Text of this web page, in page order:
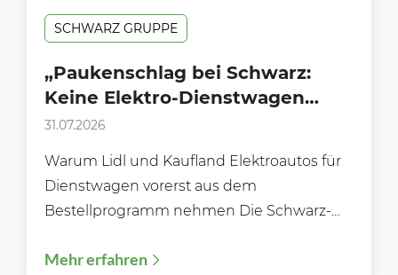
SCHWARZ GRUPPE
„Paukenschlag bei Schwarz:
Keine Elektro-Dienstwagen
mehr für Lidl und Kaufland in
31.07.2026
Warum Lidl und Kaufland Elektroautos für
Dienstwagen vorerst aus dem
Bestellprogramm nehmen Die Schwarz-
Während Unternehmen in ganz...
Mehr erfahren